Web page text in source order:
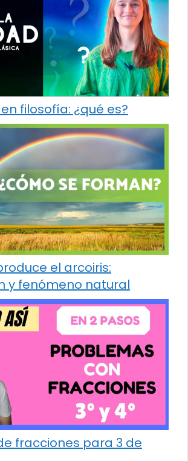
filosofía: ¿qué es?
el arcoiris:
y fenómeno natural
fracciones para 3 de